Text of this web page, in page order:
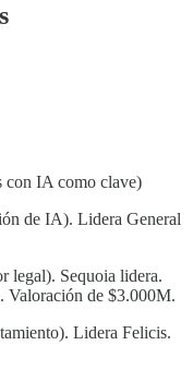
con IA como clave)
de IA). Lidera General
legal). Sequoia lidera.
Valoración de $3.000M.
Lidera Felicis.